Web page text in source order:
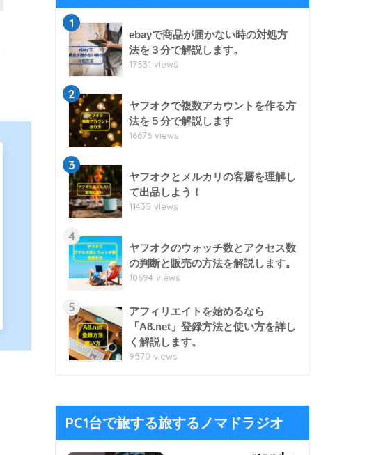
1
ebayで商品が届かない時の対処方
法を３分で解説します。
17531 views
2
ヤフオクで複数アカウントを作る方
法を５分で解説します
16676 views
3
ヤフオクとメルカリの客層を理解し
て出品しよう！
11435 views
4
ヤフオクのウォッチ数とアクセス数
の判断と販売の方法を解説します。
10694 views
5
アフィリエイトを始めるなら
「A8.net」登録方法と使い方を詳し
く解説します。
9570 views
PC1台で旅する旅するノマドラジオ